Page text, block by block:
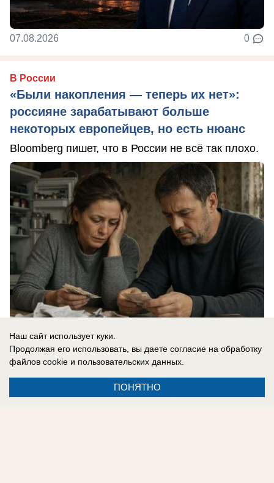
07.08.2026 0
В России
«Были накопления — теперь их нет»:
россияне зарабатывают больше
некоторых европейцев, но есть нюанс
Bloomberg пишет, что в России не всё так плохо.
07.08.2026
Наш сайт использует куки.
Продолжая его использовать, вы даете согласие на обработку
файлов cookie и пользовательских данных.
ПОНЯТНО